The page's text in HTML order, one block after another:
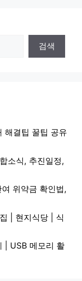
검색
해결팁 꿀팁 공유
소식, 추진일정,
위약금 확인법,
| 현지식당 | 식
| USB 메모리 활